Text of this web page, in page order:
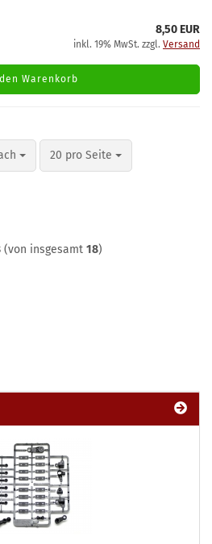
8,50 EUR
inkl. 19% MwSt. zzgl. Versand
den Warenkorb
20 pro Seite
pro Seite
(von insgesamt 18)